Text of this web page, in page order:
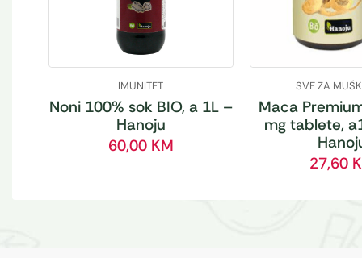
IMUNITET
Noni 100% sok BIO, a 1L –
Hanoju
60,00 KM
SVE ZA
Maca
mg tablete,
27,60